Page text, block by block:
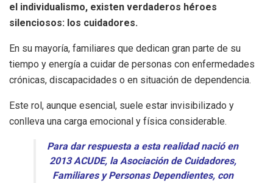
el individualismo, existen verdaderos héroes
silenciosos: los cuidadores.
En su mayoría, familiares que dedican gran parte de su
tiempo y energía a cuidar de personas con enfermedades
crónicas, discapacidades o en situación de dependencia.
Este rol, aunque esencial, suele estar invisibilizado y
conlleva una carga emocional y física considerable.
Para dar respuesta a esta realidad nació en
2013 ACUDE, la Asociación de Cuidadores,
Familiares y Personas Dependientes, con